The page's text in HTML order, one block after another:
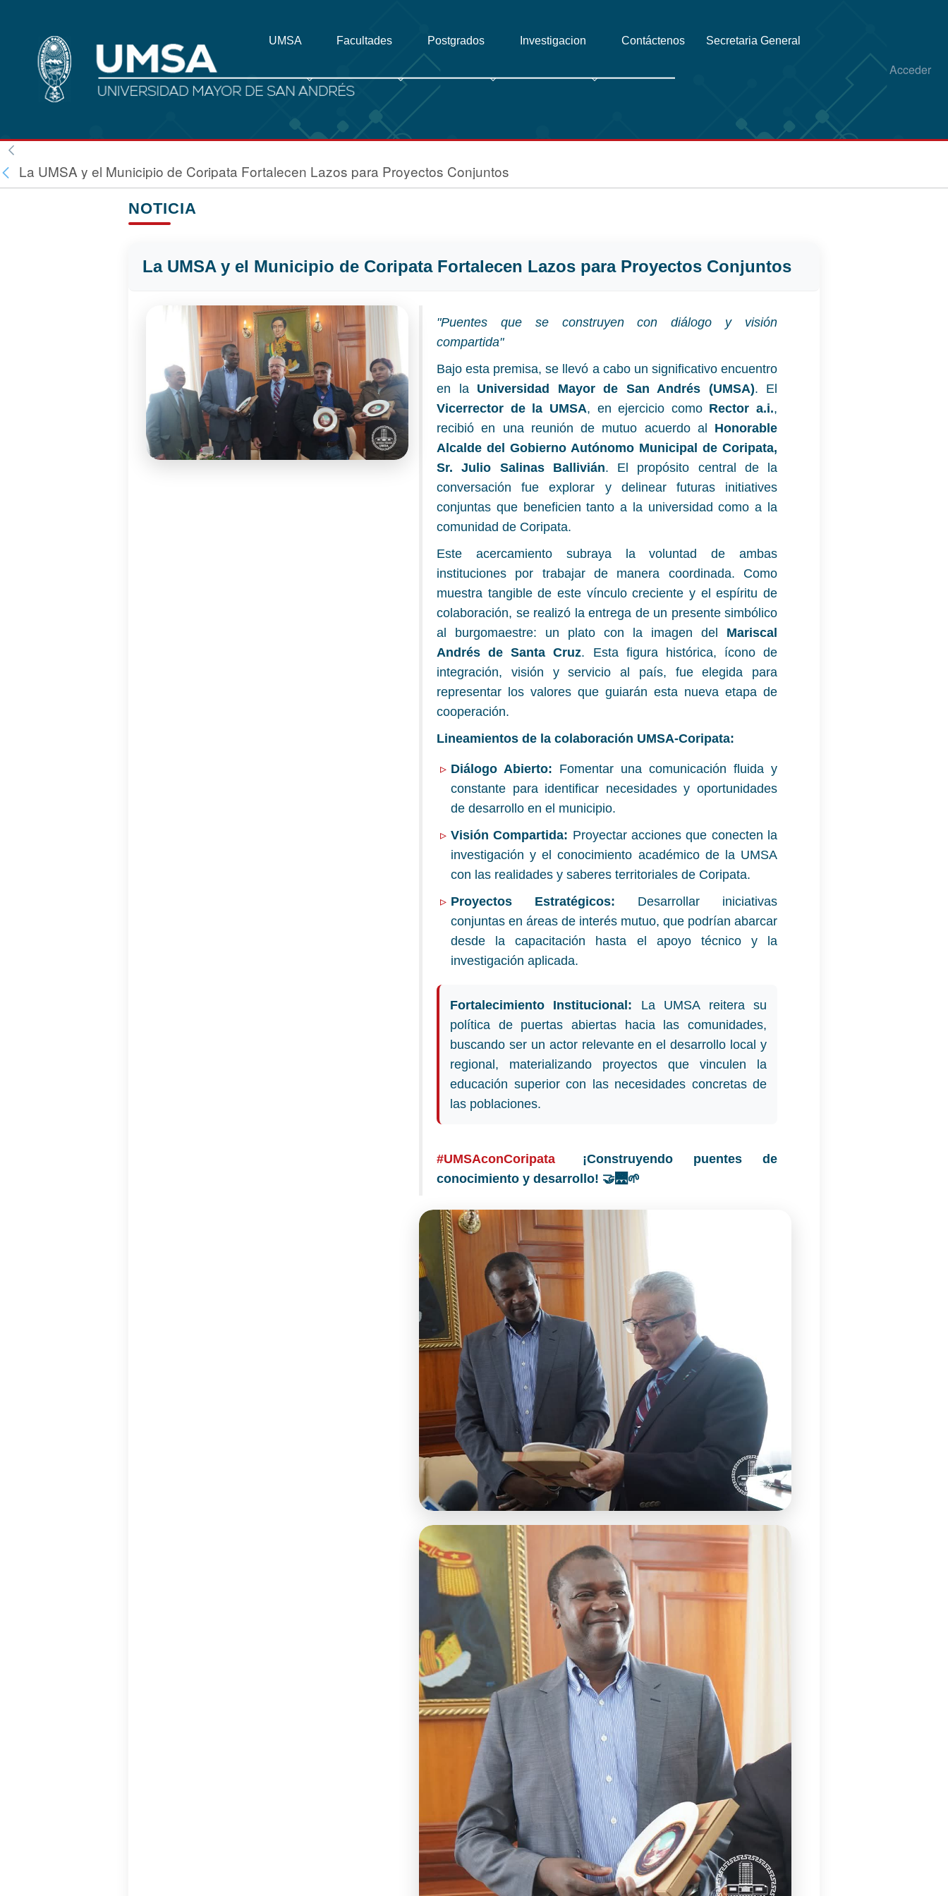
Acceder
UMSA Facultades Postgrados Investigacion Contáctenos Secretaria General
La UMSA y el Municipio de Coripata Fortalecen Lazos para Proyectos Conjuntos
NOTICIA
La UMSA y el Municipio de Coripata Fortalecen Lazos para Proyectos Conjuntos
"Puentes que se construyen con diálogo y visión
compartida"
Bajo esta premisa, se llevó a cabo un significativo encuentro
en la Universidad Mayor de San Andrés (UMSA). El
Vicerrector de la UMSA, en ejercicio como Rector a.i.,
recibió en una reunión de mutuo acuerdo al Honorable
Alcalde del Gobierno Autónomo Municipal de Coripata,
Sr. Julio Salinas Ballivián. El propósito central de la
conversación fue explorar y delinear futuras initiatives
conjuntas que beneficien tanto a la universidad como a la
comunidad de Coripata.
Este acercamiento subraya la voluntad de ambas
instituciones por trabajar de manera coordinada. Como
muestra tangible de este vínculo creciente y el espíritu de
colaboración, se realizó la entrega de un presente simbólico
al burgomaestre: un plato con la imagen del Mariscal
Andrés de Santa Cruz. Esta figura histórica, ícono de
integración, visión y servicio al país, fue elegida para
representar los valores que guiarán esta nueva etapa de
cooperación.
Lineamientos de la colaboración UMSA-Coripata:
Diálogo Abierto: Fomentar una comunicación fluida y
constante para identificar necesidades y oportunidades
de desarrollo en el municipio.
Visión Compartida: Proyectar acciones que conecten la
investigación y el conocimiento académico de la UMSA
con las realidades y saberes territoriales de Coripata.
Proyectos Estratégicos: Desarrollar iniciativas
conjuntas en áreas de interés mutuo, que podrían abarcar
desde la capacitación hasta el apoyo técnico y la
investigación aplicada.
Fortalecimiento Institucional: La UMSA reitera su
política de puertas abiertas hacia las comunidades,
buscando ser un actor relevante en el desarrollo local y
regional, materializando proyectos que vinculen la
educación superior con las necesidades concretas de
las poblaciones.
#UMSAconCoripata
¡Construyendo puentes de
conocimiento y desarrollo! 🤝🌉🌱